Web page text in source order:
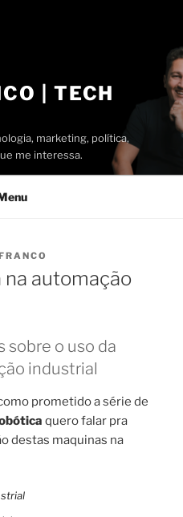
| TECH
marketing, política,
me interessa.
na automação
sobre o uso da
industrial
prometido a série de
quero falar pra
destas maquinas na